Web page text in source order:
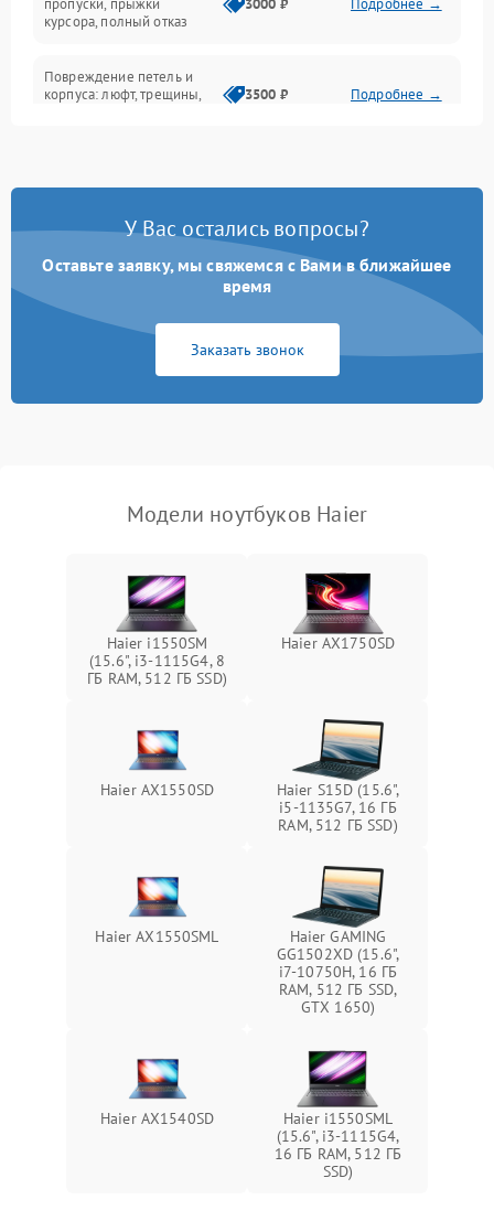
пропуски, прыжки
курсора, полный отказ
3000 ₽ Подробнее →
Повреждение петель и
корпуса: люфт, трещины,
3500 ₽ Подробнее →
быстрая разрядка,
2500 ₽ Подробнее →
Неисправность зарядного
питания
2000 ₽ Подробнее →
неисправности кулера
пропадание диска
оперативной памяти:
вылеты приложений,
синие экраны
Подробнее →
Проблемы Wi‑Fi или
Bluetooth модулей
У Вас остались вопросы?
Оставьте заявку, мы свяжемся с Вами в ближайшее
время
Заказать звонок
Модели ноутбуков Haier
Haier i1550SM
(15.6", i3-1115G4, 8
ГБ RAM, 512 ГБ SSD)
Haier AX1750SD
Haier AX1550SD
Haier S15D (15.6",
i5-1135G7, 16 ГБ
RAM, 512 ГБ SSD)
Haier AX1550SML
Haier GAMING
GG1502XD (15.6",
i7-10750H, 16 ГБ
RAM, 512 ГБ SSD,
GTX 1650)
Haier AX1540SD
Haier i1550SML
(15.6", i3-1115G4,
16 ГБ RAM, 512 ГБ
SSD)